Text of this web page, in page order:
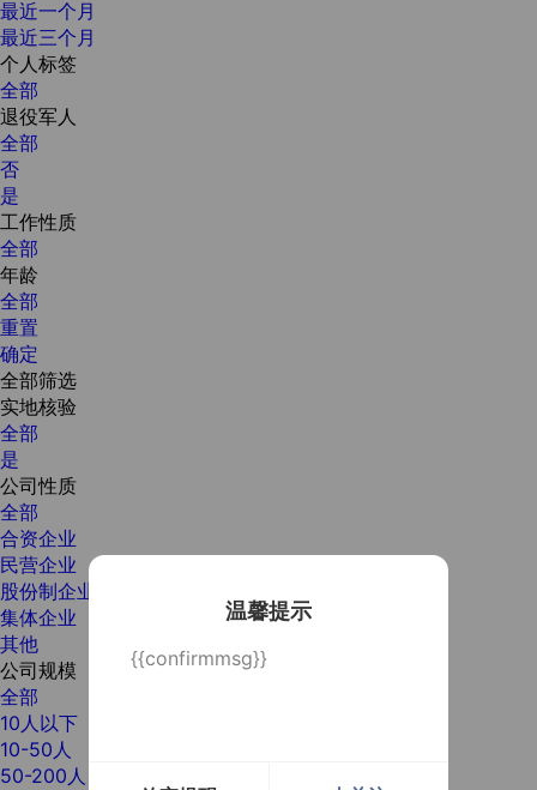
温馨提示
{{confirmmsg}}
最近一个月
最近三个月
个人标签
全部
退役军人
全部
否
是
工作性质
全部
年龄
全部
重置
确定
全部筛选
实地核验
全部
是
公司性质
全部
合资企业
民营企业
股份制企业
集体企业
其他
公司规模
全部
10人以下
10-50人
50-200人